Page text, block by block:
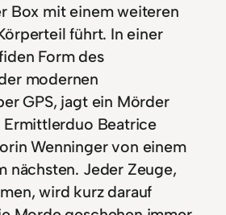
Box mit einem weiteren
führt. In einer
Form des
modernen
GPS, jagt ein Mörder
Ermittlerduo Beatrice
Wenninger von einem
nächsten. Jeder Zeuge,
wird kurz darauf